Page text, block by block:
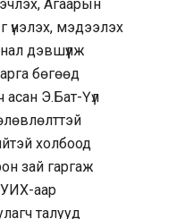
Агаарын
үнэлэх, мэдээлэх
дэвшүүлж
бөгөөд
асан Э.Бат-Үүл
холбоод
зай гаргаж
аар
талууд